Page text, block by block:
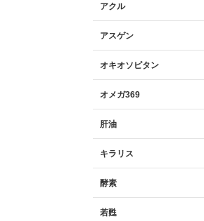
アクル
アスゲン
オキオソピタン
オメガ369
肝油
キラリス
酵素
若甦